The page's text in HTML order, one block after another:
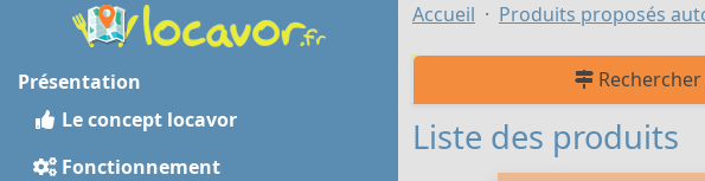
Présentation
Le concept locavor
Fonctionnement
Accueil Produits proposés
Liste des produits